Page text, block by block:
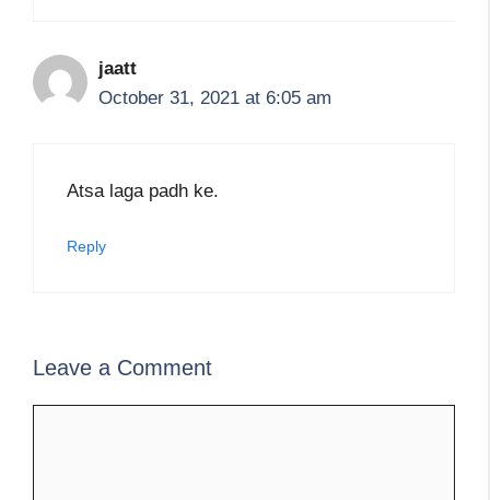
jaatt
October 31, 2021 at 6:05 am
Atsa laga padh ke.
Reply
Leave a Comment